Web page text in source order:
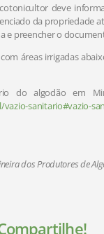
deve
da propriedade
e preencher o
áreas irrigadas
do algodão em
sanitario#vazio-
dos Produtores de